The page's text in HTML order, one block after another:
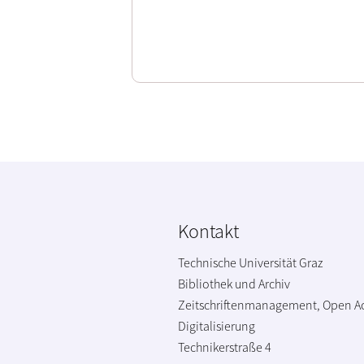
Kontakt
Technische Universität Graz
Bibliothek und Archiv
Zeitschriftenmanagement, Open
Digitalisierung
Technikerstraße 4